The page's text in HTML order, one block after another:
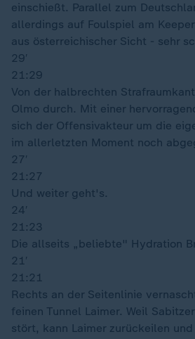
einschießt. Parallel zum
allerdings auf Foulspiel am
aus österreichischer Sicht - sehr
29′
21:29
Von der halbrechten
Olmo durch. Mit einer
sich der Offensivakteur um die
im allerletzten Moment noch
27′
21:27
Und weiter geht's.
24′
21:23
Die allseits „beliebte" Hydration
21′
21:21
Rechts an der Seitenlinie
feinen Tunnel Laimer. Weil
stört, kann Laimer zurückeilen